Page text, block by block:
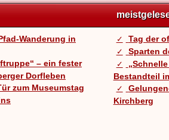
Wanderung in
– ein fester
Dorfleben
zum Museumstag
Tag der
Sparten
Bestandteil
Kirchberg